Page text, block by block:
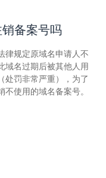
备案号吗
律规定原域名申请人不
域名过期后被其他人用
处罚非常严重），为了
使用的域名备案号。